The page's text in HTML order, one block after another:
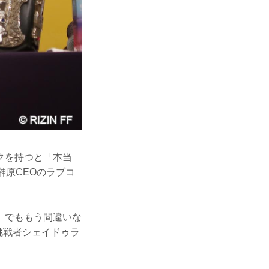
を持つと「本当
原CEOのラブコ
でももう間違いな
者シェイドゥラ